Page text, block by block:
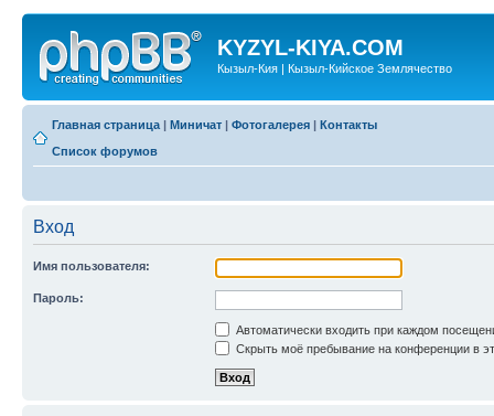
KYZYL-KIYA.COM
Кызыл-Кия | Кызыл-Кийское Землячество
Главная страница | Миничат | Фотогалерея | Контакты
Список форумов
Вход
Имя пользователя:
Пароль:
Автоматически входить при каждом
Скрыть моё пребывание на конференции в